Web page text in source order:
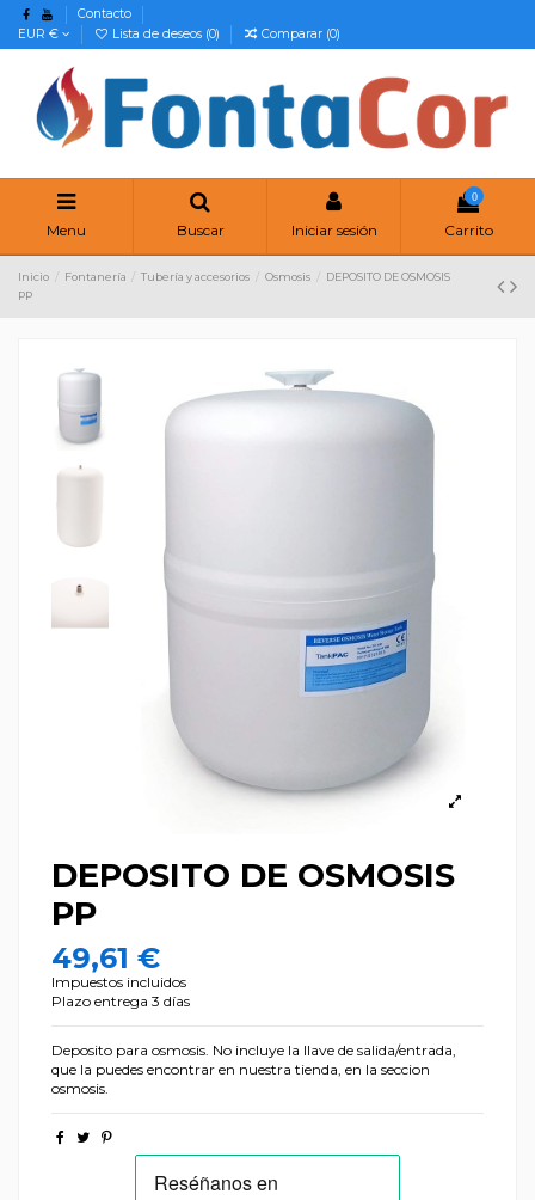
Contacto
EUR €
Lista de deseos (0) Comparar (0)
Menu Buscar Iniciar sesión
0
Carrito
Inicio Fontanería Tubería y accesorios Osmosis
DEPOSITO DE OSMOSIS
PP
DEPOSITO DE OSMOSIS
PP
49,61 €
Impuestos incluidos
Plazo entrega 3 días
Deposito para osmosis. No incluye la llave de salida/entrada,
que la puedes encontrar en nuestra tienda, en la seccion
osmosis.